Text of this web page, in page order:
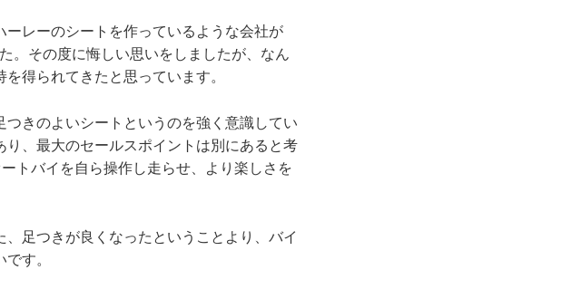
レーのシートを作っているような会社が
。その度に悔しい思いをしましたが、なん
得られてきたと思っています。
きのよいシートというのを強く意識してい
、最大のセールスポイントは別にあると考
トバイを自ら操作し走らせ、より楽しさを
足つきが良くなったということより、バイ
す。